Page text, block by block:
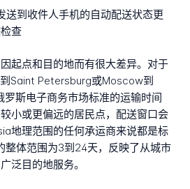
送到收件人手机的自动配送状态更
查
起点和目的地而有很大差异。对于
Saint Petersburg或Moscow到
斯电子商务市场标准的运输时间
小或更偏远的居民点，配送窗口会
地理范围的任何承运商来说都是标
整体范围为3到24天，反映了从城市
泛目的地服务。